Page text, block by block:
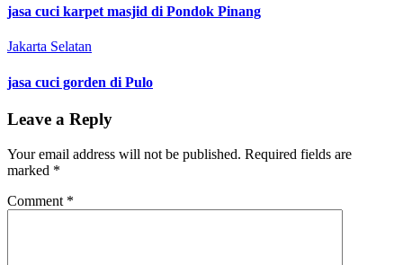
jasa cuci karpet masjid di Pondok Pinang
Jakarta Selatan
jasa cuci gorden di Pulo
Leave a Reply
Your email address will not be published. Required fields are
marked *
Comment *